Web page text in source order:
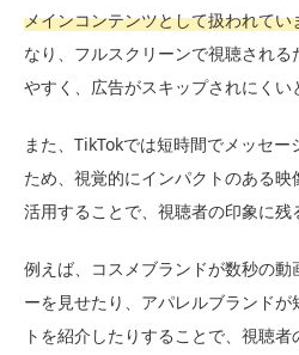
メインコンテンツとして扱われてい
なり、フルスクリーンで視聴され
やすく、広告がスキップされにくい
また、TikTokでは短時間でメッセ
ため、視覚的にインパクトのある
活用することで、視聴者の印象に残
例えば、コスメブランドが数秒の
ーを見せたり、アパレルブランド
トを紹介したりすることで、視聴